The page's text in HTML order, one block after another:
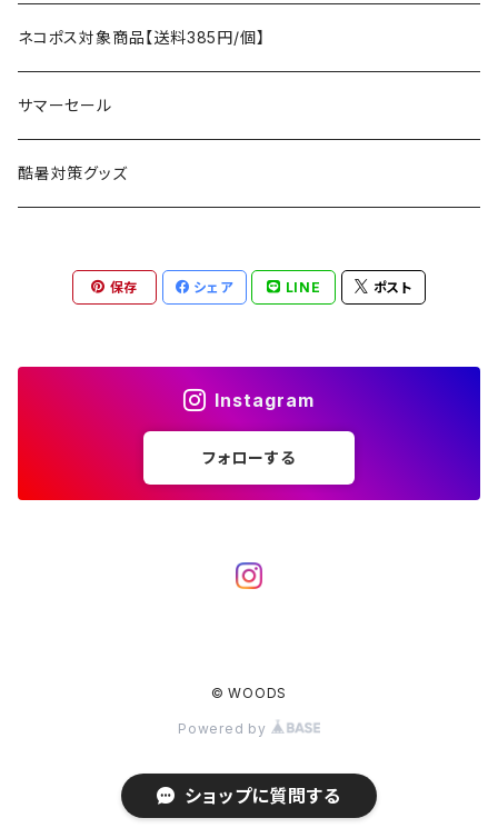
AXESQUIN
Ballistics
BEDROCK SANDALS
BROOKLYN WORKS
パッキングアクセサリー
スリーピングギア
クッキングギア
カトラリー
ヘッドライト／ランタン
アクセサリー
マット
アクセサリー
テーブル
チェア
ランタン、ライト
燃料ランタン
LEDライト
焚火台／薪ストーブ
焚火台
七輪、グリル
暖房器具
ガスストーブ
湯たんぽ
斧、鉈
クッキングギア
バーナー／ストーブ
カトラリー
コンテナ、ギアケース
アンダーウェア
ハンドウェア
ヘッドギア
フットウェア
アクセサリー
フィッシング
ラジコン
ケア用品
雑貨
アウトレット
ネコポス対象商品【送料385円/個】
サマーセール
酷暑対策グッズ
保存 シェア LINE ポスト
Instagram
フォローする
© WOODS
Powered by
ショップに質問する